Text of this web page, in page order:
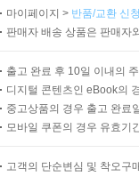
마이페이지 > 반품/교환 신
판매자 배송 상품은 판매자
출고 완료 후 10일 이내의
디지털 콘텐츠인 eBook의
중고상품의 경우 출고 완료
모바일 쿠폰의 경우 유효기
고객의 단순변심 및 착오구